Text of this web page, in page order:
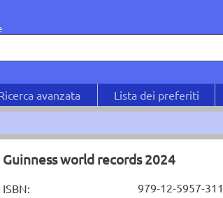
avanzata Lista dei preferiti
Guinness world records 2024
ISBN:
979-12-5957-